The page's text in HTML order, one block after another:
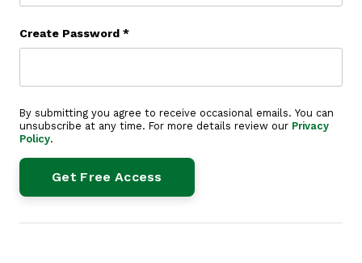
Create Password *
By submitting you agree to receive occasional emails. You can
unsubscribe at any time. For more details review our Privacy
Policy.